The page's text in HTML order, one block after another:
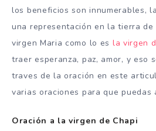
los beneficios son innumerables,
una representación en la tierra de
virgen Maria como lo es la virgen
traer esperanza, paz, amor, y eso
traves de la oración en este
varias oraciones para que puedas
Oración a la virgen de Chapi